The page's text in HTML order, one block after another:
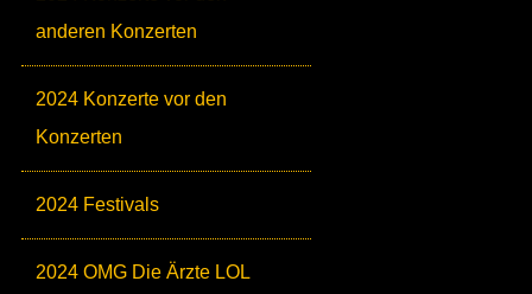
anderen Konzerten
2024 Konzerte vor den
Konzerten
2024 Festivals
2024 OMG Die Ärzte LOL